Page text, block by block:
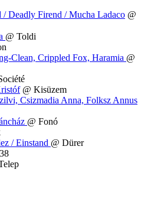
Deadly Firend / Mucha Ladaco @
@ Toldi
Clean, Crippled Fox, Haramia @
@ Kisüzem
Csizmadia Anna, Folksz Annus
@ Fonó
/ Einstand @ Dürer